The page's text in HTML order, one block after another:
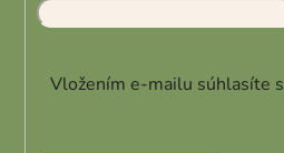
Vložením e-mailu súhlasíte s